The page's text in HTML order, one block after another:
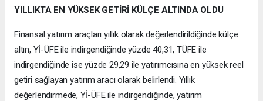
YILLIKTA EN YÜKSEK GETİRİ KÜLÇE ALTINDA OLDU
Finansal yatırım araçları yıllık olarak değerlendirildiğinde külçe
altın, Yİ-ÜFE ile indirgendiğinde yüzde 40,31, TÜFE ile
indirgendiğinde ise yüzde 29,29 ile yatırımcısına en yüksek reel
getiri sağlayan yatırım aracı olarak belirlendi. Yıllık
değerlendirmede, Yİ-ÜFE ile indirgendiğinde, yatırım